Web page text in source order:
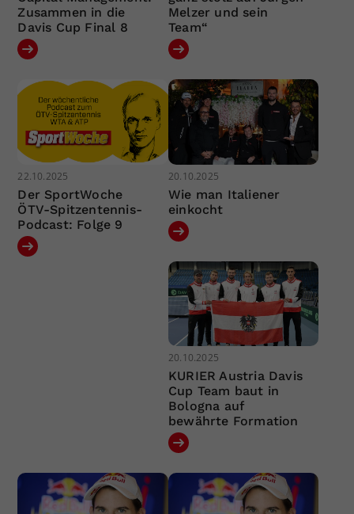
Zusammen in die
Davis Cup Final 8
Melzer und sein
Team“
22.10.2025
Der SportWoche
ÖTV-Spitzentennis-
Podcast: Folge 9
20.10.2025
Wie man Italiener
einkocht
20.10.2025
KURIER Austria Davis
Cup Team baut in
Bologna auf
bewährte Formation